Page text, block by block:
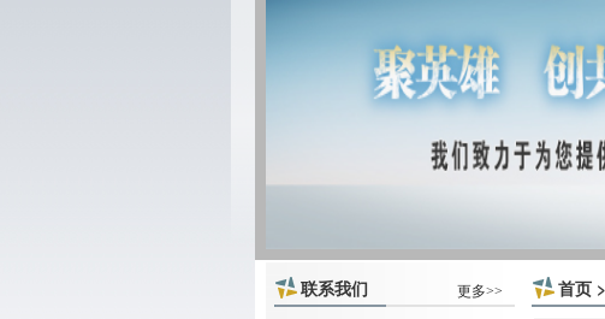
更多>>
联系我们 首页 >